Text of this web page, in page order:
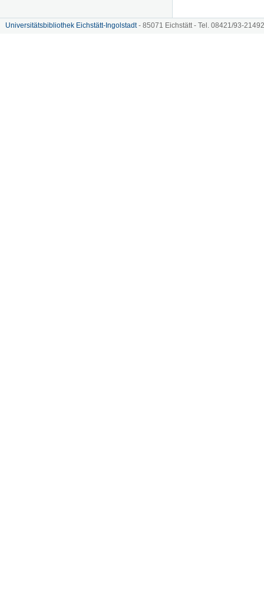
Universitätsbibliothek Eichstätt-Ingolstadt- 85071 Eichstätt - Tel. 08421/93-